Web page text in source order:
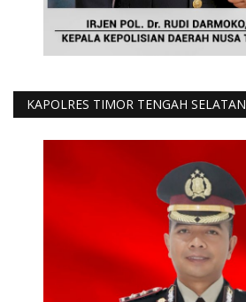
KAPOLRES TIMOR TENGAH SELATAN